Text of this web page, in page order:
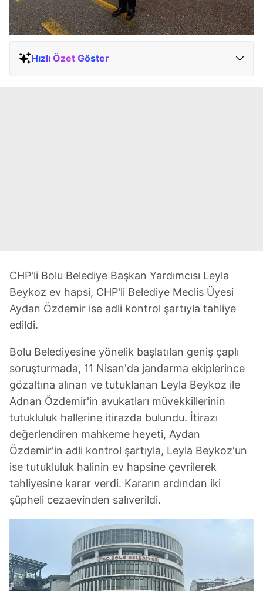
Hızlı Özet Göster
CHP'li Bolu Belediye Başkan Yardımcısı Leyla
Beykoz ev hapsi, CHP'li Belediye Meclis Üyesi
Aydan Özdemir ise adli kontrol şartıyla tahliye
edildi.
Bolu Belediyesine yönelik başlatılan geniş çaplı
soruşturmada, 11 Nisan'da jandarma ekiplerince
gözaltına alınan ve tutuklanan Leyla Beykoz ile
Adnan Özdemir'in avukatları müvekkillerinin
tutukluluk hallerine itirazda bulundu. İtirazı
değerlendiren mahkeme heyeti, Aydan
Özdemir'in adli kontrol şartıyla, Leyla Beykoz'un
ise tutukluluk halinin ev hapsine çevrilerek
tahliyesine karar verdi. Kararın ardından iki
şüpheli cezaevinden salıverildi.